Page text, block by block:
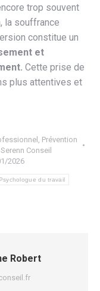
trop souvent
la souffrance
constitue un
et
Cette prise de
plus attentives et
Prévention
Serenn Conseil
2026
Psychologue du travail
Robert